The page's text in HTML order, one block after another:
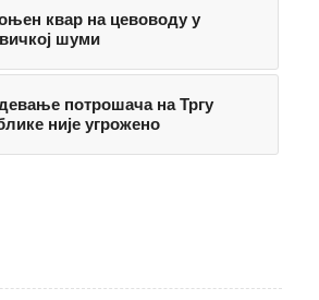
квар на цевоводу у
шуми
потрошача на Тргу
није угрожено